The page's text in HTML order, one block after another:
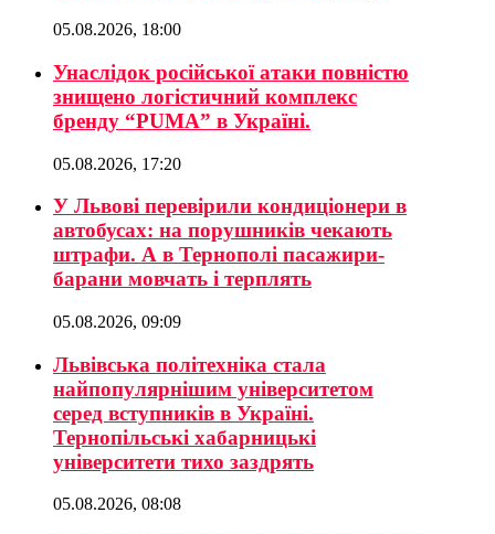
05.08.2026, 18:00
Унаслідок російської атаки повністю
знищено логістичний комплекс
бренду “PUMA” в Україні.
05.08.2026, 17:20
У Львові перевірили кондиціонери в
автобусах: на порушників чекають
штрафи. А в Тернополі пасажири-
барани мовчать і терплять
05.08.2026, 09:09
Львівська політехніка стала
найпопулярнішим університетом
серед вступників в Україні.
Тернопільські хабарницькі
університети тихо заздрять
05.08.2026, 08:08